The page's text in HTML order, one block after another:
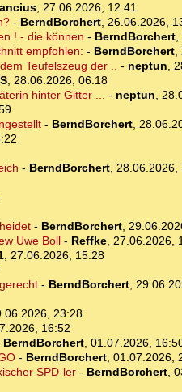
, 27.06.2026, 12:41
- BerndBorchert, 26.06.2026,
! - die können - BerndBorchert,
empfohlen: - BerndBorchert,
Teufelszeug der .. - neptun,
, 28.06.2026, 06:18
hinter Gitter ... - neptun,
- BerndBorchert,
- BerndBorchert, 28.06.2026,
- BerndBorchert,
Uwe Boll- Reffke, 27.06.2026,
, 27.06.2026, 15:28
- BerndBorchert,
23:28
16:52
BerndBorchert, 01.07.2026,
- BerndBorchert, 01.07.2026,
SPD-ler- BerndBorchert,